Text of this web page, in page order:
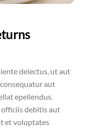
delectus, ut aut
aut
epellendus.
debitis aut
et voluptates